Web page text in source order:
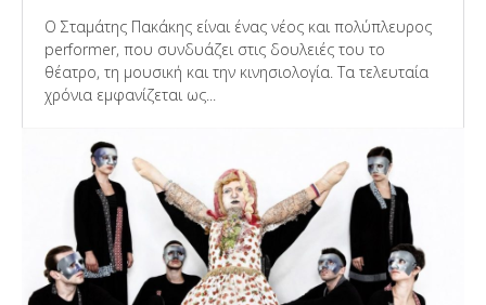
Ο Σταμάτης Πακάκης είναι ένας νέος και πολύπλευρος
performer, που συνδυάζει στις δουλειές του το
θέατρο, τη μουσική και την κινησιολογία. Τα τελευταία
χρόνια εμφανίζεται ως...